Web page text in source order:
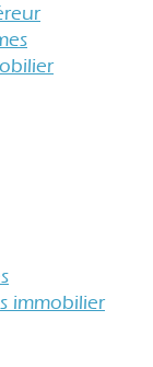
immobilier